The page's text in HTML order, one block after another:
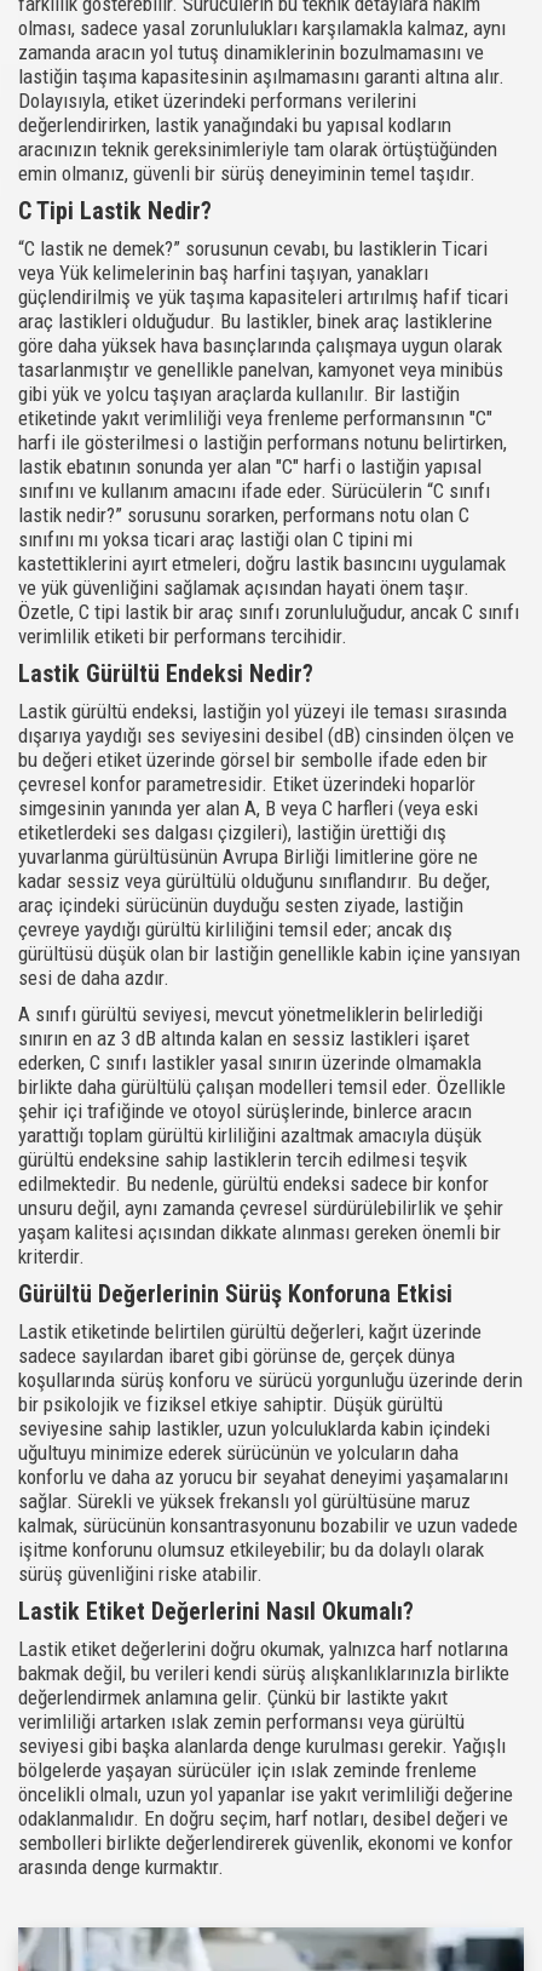
olması, sadece yasal zorunlulukları karşılamakla kalmaz, aynı
zamanda aracın yol tutuş dinamiklerinin bozulmamasını ve
lastiğin taşıma kapasitesinin aşılmamasını garanti altına alır.
Dolayısıyla, etiket üzerindeki performans verilerini
değerlendirirken, lastik yanağındaki bu yapısal kodların
aracınızın teknik gereksinimleriyle tam olarak örtüştüğünden
emin olmanız, güvenli bir sürüş deneyiminin temel taşıdır.
C Tipi Lastik Nedir?
“C lastik ne demek?” sorusunun cevabı, bu lastiklerin Ticari
veya Yük kelimelerinin baş harfini taşıyan, yanakları
güçlendirilmiş ve yük taşıma kapasiteleri artırılmış hafif ticari
araç lastikleri olduğudur. Bu lastikler, binek araç lastiklerine
göre daha yüksek hava basınçlarında çalışmaya uygun olarak
tasarlanmıştır ve genellikle panelvan, kamyonet veya minibüs
gibi yük ve yolcu taşıyan araçlarda kullanılır. Bir lastiğin
etiketinde yakıt verimliliği veya frenleme performansının "C"
harfi ile gösterilmesi o lastiğin performans notunu belirtirken,
lastik ebatının sonunda yer alan "C" harfi o lastiğin yapısal
sınıfını ve kullanım amacını ifade eder. Sürücülerin “C sınıfı
lastik nedir?” sorusunu sorarken, performans notu olan C
sınıfını mı yoksa ticari araç lastiği olan C tipini mi
kastettiklerini ayırt etmeleri, doğru lastik basıncını uygulamak
ve yük güvenliğini sağlamak açısından hayati önem taşır.
Özetle, C tipi lastik bir araç sınıfı zorunluluğudur, ancak C sınıfı
verimlilik etiketi bir performans tercihidir.
Lastik Gürültü Endeksi Nedir?
Lastik gürültü endeksi, lastiğin yol yüzeyi ile teması sırasında
dışarıya yaydığı ses seviyesini desibel (dB) cinsinden ölçen ve
bu değeri etiket üzerinde görsel bir sembolle ifade eden bir
çevresel konfor parametresidir. Etiket üzerindeki hoparlör
simgesinin yanında yer alan A, B veya C harfleri (veya eski
etiketlerdeki ses dalgası çizgileri), lastiğin ürettiği dış
yuvarlanma gürültüsünün Avrupa Birliği limitlerine göre ne
kadar sessiz veya gürültülü olduğunu sınıflandırır. Bu değer,
araç içindeki sürücünün duyduğu sesten ziyade, lastiğin
çevreye yaydığı gürültü kirliliğini temsil eder; ancak dış
gürültüsü düşük olan bir lastiğin genellikle kabin içine yansıyan
sesi de daha azdır.
A sınıfı gürültü seviyesi, mevcut yönetmeliklerin belirlediği
sınırın en az 3 dB altında kalan en sessiz lastikleri işaret
ederken, C sınıfı lastikler yasal sınırın üzerinde olmamakla
birlikte daha gürültülü çalışan modelleri temsil eder. Özellikle
şehir içi trafiğinde ve otoyol sürüşlerinde, binlerce aracın
yarattığı toplam gürültü kirliliğini azaltmak amacıyla düşük
gürültü endeksine sahip lastiklerin tercih edilmesi teşvik
edilmektedir. Bu nedenle, gürültü endeksi sadece bir konfor
unsuru değil, aynı zamanda çevresel sürdürülebilirlik ve şehir
yaşam kalitesi açısından dikkate alınması gereken önemli bir
kriterdir.
Gürültü Değerlerinin Sürüş Konforuna Etkisi
Lastik etiketinde belirtilen gürültü değerleri, kağıt üzerinde
sadece sayılardan ibaret gibi görünse de, gerçek dünya
koşullarında sürüş konforu ve sürücü yorgunluğu üzerinde derin
bir psikolojik ve fiziksel etkiye sahiptir. Düşük gürültü
seviyesine sahip lastikler, uzun yolculuklarda kabin içindeki
uğultuyu minimize ederek sürücünün ve yolcuların daha
konforlu ve daha az yorucu bir seyahat deneyimi yaşamalarını
sağlar. Sürekli ve yüksek frekanslı yol gürültüsüne maruz
kalmak, sürücünün konsantrasyonunu bozabilir ve uzun vadede
işitme konforunu olumsuz etkileyebilir; bu da dolaylı olarak
sürüş güvenliğini riske atabilir.
Lastik Etiket Değerlerini Nasıl Okumalı?
Lastik etiket değerlerini doğru okumak, yalnızca harf notlarına
bakmak değil, bu verileri kendi sürüş alışkanlıklarınızla birlikte
değerlendirmek anlamına gelir. Çünkü bir lastikte yakıt
verimliliği artarken ıslak zemin performansı veya gürültü
seviyesi gibi başka alanlarda denge kurulması gerekir. Yağışlı
bölgelerde yaşayan sürücüler için ıslak zeminde frenleme
öncelikli olmalı, uzun yol yapanlar ise yakıt verimliliği değerine
odaklanmalıdır. En doğru seçim, harf notları, desibel değeri ve
sembolleri birlikte değerlendirerek güvenlik, ekonomi ve konfor
arasında denge kurmaktır.